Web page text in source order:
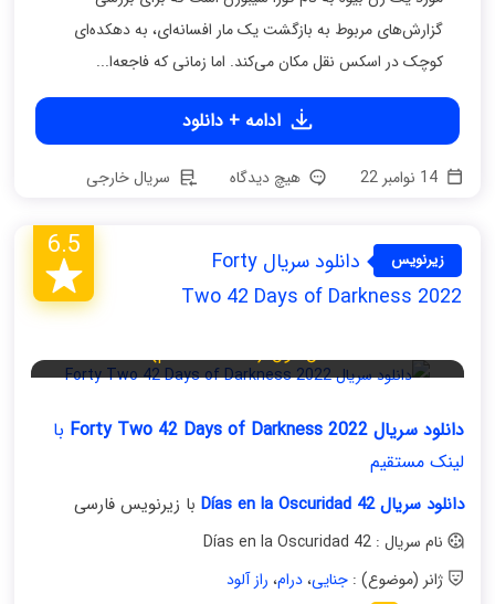
گزارش‌های مربوط به بازگشت یک مار افسانه‌ای، به دهکده‌ای
کوچک در اسکس نقل مکان می‌کند. اما زمانی که فاجعه‌ا...
ادامه + دانلود
14 نوامبر 22 هیچ دیدگاه سریال خارجی
زیرنویس
فارسی
دانلود سریال Forty
Two 42 Days of Darkness 2022
6.5
فصل اول (قسمت ششم)
دانلود سریال Forty Two 42 Days of Darkness 2022
با
لینک مستقیم
دانلود سریال 42 Días en la Oscuridad با زیرنویس فارسی
نام سریال : 42 Días en la Oscuridad
ژانر (موضوع) :جنایی،درام، راز آلود